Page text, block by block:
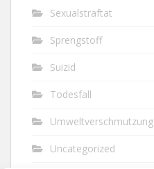
Sexualstraftat
Sprengstoff
Suizid
Todesfall
Umweltverschmutzung
Uncategorized